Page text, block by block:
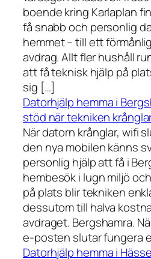
boende kring Karlaplan
få snabb och personlig
hemmet – till ett
avdrag. Allt fler hushåll
att få teknisk hjälp på
sig […]
Datorhjälp hemma i
stöd när tekniken
När datorn krånglar, wifi
den nya mobilen känns
personlig hjälp att få i
hembesök i lugn miljö
på plats blir tekniken
dessutom till halva
avdraget. Bergshamra.
e-posten slutar fungera
Datorhjälp hemma i